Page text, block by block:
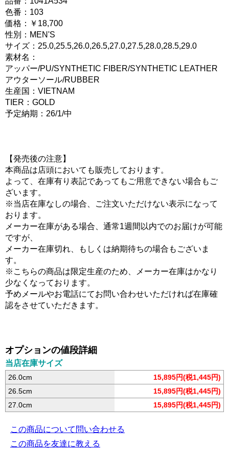
色番：103
価格：￥18,700
性別：MEN'S
サイズ：25.0,25.5,26.0,26.5,27.0,27.5,28.0,28.5,29.0
素材名：
アッパー/PU/SYNTHETIC FIBER/SYNTHETIC LEATHER
アウターソール/RUBBER
生産国：VIETNAM
TIER：GOLD
予定納期：26/1/中
【発売後の注意】
本商品は店頭においても販売しております。
よって、在庫有り表記であってもご用意できない場合もご
ざいます。
※当店在庫なしの場合、ご注文いただけない表示になって
おります。
メーカー在庫がある場合、通常1週間以内でのお届けが可能
ですが、
メーカー在庫切れ、もしくは納期待ちの場合もございま
す。
※こちらの商品は限定生産のため、メーカー在庫はかなり
少なくなっております。
予めメールやお電話にてお問い合わせいただければ在庫確
認をさせていただきます。
オプションの値段詳細
当店在庫サイズ
26.0cm
15,895円(税1,445円)
26.5cm
15,895円(税1,445円)
27.0cm
15,895円(税1,445円)
この商品について問い合わせる
この商品を友達に教える